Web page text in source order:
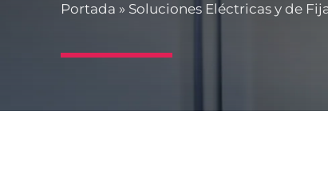
Portada » Soluciones Eléctricas y de